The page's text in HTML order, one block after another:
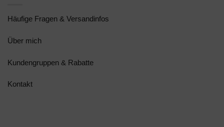
Häufige Fragen & Versandinfos
Über mich
Kundengruppen & Rabatte
Kontakt